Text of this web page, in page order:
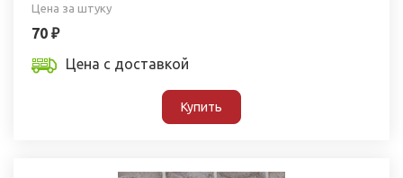
Цена за штуку
70 ₽
Цена с доставкой
Купить